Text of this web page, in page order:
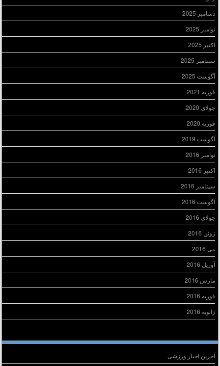
دسامبر 2025
نوامبر 2025
اکتبر 2025
سپتامبر 2025
آگوست 2025
فوریه 2021
جولای 2020
فوریه 2020
آگوست 2019
نوامبر 2016
اکتبر 2016
سپتامبر 2016
آگوست 2016
جولای 2016
ژوئن 2016
می 2016
آوریل 2016
مارس 2016
فوریه 2016
ژانویه 2016
آخرین اخبار ورزشی